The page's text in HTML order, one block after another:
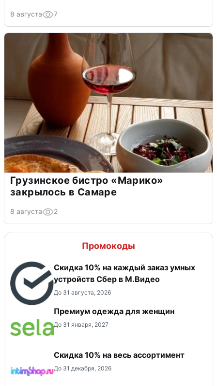
8 августа 7
Грузинское бистро «Марико»
закрылось в Самаре
8 августа 2
Промокоды
Скидка 10% на каждый заказ умных
устройств Сбер в М.Видео
До 31 августа, 2026
Премиум одежда для женщин
До 31 января, 2027
Скидка 10% на весь ассортимент
До 31 декабря, 2026